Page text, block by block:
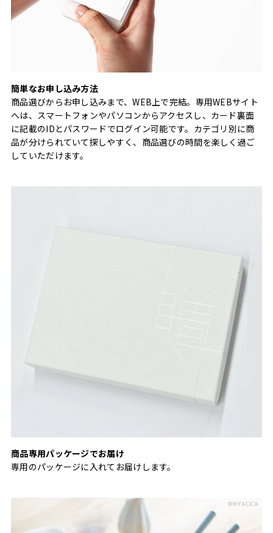
簡単なお申し込み方法
商品選びからお申し込みまで、WEB上で完結。専用WEBサイト
へは、スマートフォンやパソコンからアクセスし、カード裏面
に記載のIDとパスワードでログイン可能です。カテゴリ別に商
品が分けられていて探しやすく、商品選びの時間を楽しく過ご
していただけます。
商品専用パッケージでお届け
専用のパッケージに入れてお届けします。